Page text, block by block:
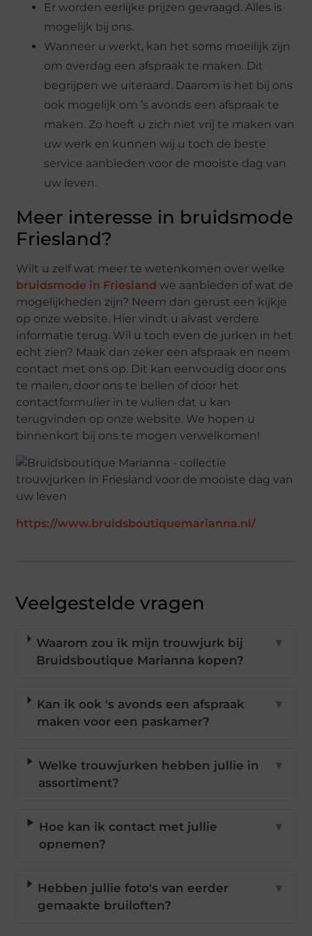
Er worden eerlijke prijzen gevraagd. Alles is
mogelijk bij ons.
Wanneer u werkt, kan het soms moeilijk zijn
om overdag een afspraak te maken. Dit
begrijpen we uiteraard. Daarom is het bij ons
ook mogelijk om ’s avonds een afspraak te
maken. Zo hoeft u zich niet vrij te maken van
uw werk en kunnen wij u toch de beste
service aanbieden voor de mooiste dag van
uw leven.
Meer interesse in bruidsmode
Friesland?
Wilt u zelf wat meer te wetenkomen over welke
bruidsmode in Friesland we aanbieden of wat de
mogelijkheden zijn? Neem dan gerust een kijkje
op onze website. Hier vindt u alvast verdere
informatie terug. Wil u toch even de jurken in het
echt zien? Maak dan zeker een afspraak en neem
contact met ons op. Dit kan eenvoudig door ons
te mailen, door ons te bellen of door het
contactformulier in te vullen dat u kan
terugvinden op onze website. We hopen u
binnenkort bij ons te mogen verwelkomen!
https://www.bruidsboutiquemarianna.nl/
Veelgestelde vragen
Waarom zou ik mijn trouwjurk bij
Bruidsboutique Marianna kopen?
▼
Kan ik ook 's avonds een afspraak
maken voor een paskamer?
▼
Welke trouwjurken hebben jullie in
assortiment?
▼
Hoe kan ik contact met jullie
opnemen?
▼
Hebben jullie foto's van eerder
gemaakte bruiloften?
▼